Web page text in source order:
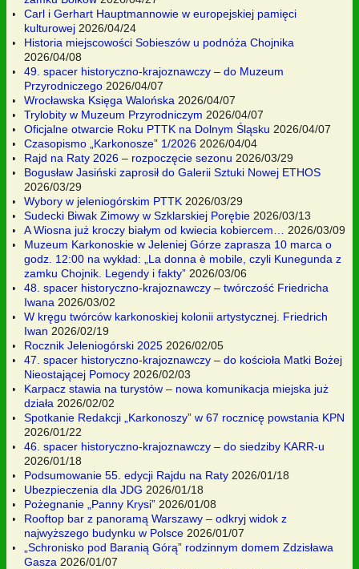
Carl i Gerhart Hauptmannowie w europejskiej pamięci
kulturowej 2026/04/24
Historia miejscowości Sobieszów u podnóża Chojnika
2026/04/08
49. spacer historyczno-krajoznawczy – do Muzeum
Przyrodniczego 2026/04/07
Wrocławska Księga Walońska 2026/04/07
Trylobity w Muzeum Przyrodniczym 2026/04/07
Oficjalne otwarcie Roku PTTK na Dolnym Śląsku 2026/04/07
Czasopismo „Karkonosze” 1/2026 2026/04/04
Rajd na Raty 2026 – rozpoczęcie sezonu 2026/03/29
Bogusław Jasiński zaprosił do Galerii Sztuki Nowej ETHOS
2026/03/29
Wybory w jeleniogórskim PTTK 2026/03/29
Sudecki Biwak Zimowy w Szklarskiej Porębie 2026/03/13
A Wiosna już kroczy białym od kwiecia kobiercem…
2026/03/09
Muzeum Karkonoskie w Jeleniej Górze zaprasza 10 marca o
godz. 12:00 na wykład: „La donna è mobile, czyli Kunegunda z
zamku Chojnik. Legendy i fakty” 2026/03/06
48. spacer historyczno-krajoznawczy – twórczość Friedricha
Iwana 2026/03/02
W kręgu twórców karkonoskiej kolonii artystycznej. Friedrich
Iwan 2026/02/19
Rocznik Jeleniogórski 2025 2026/02/05
47. spacer historyczno-krajoznawczy – do kościoła Matki Bożej
Nieostającej Pomocy 2026/02/03
Karpacz stawia na turystów – nowa komunikacja miejska już
działa 2026/02/02
Spotkanie Redakcji „Karkonoszy” w 67 rocznicę powstania KPN
2026/01/22
46. spacer historyczno-krajoznawczy – do siedziby KARR-u
2026/01/18
Podsumowanie 55. edycji Rajdu na Raty 2026/01/18
Ubezpieczenia dla JDG 2026/01/18
Pożegnanie „Panny Krysi” 2026/01/08
Rooftop bar z panoramą Warszawy – odkryj widok z
najwyższego budynku w Polsce 2026/01/07
„Schronisko pod Baranią Górą” rodzinnym domem Zdzisława
Gasza 2026/01/07